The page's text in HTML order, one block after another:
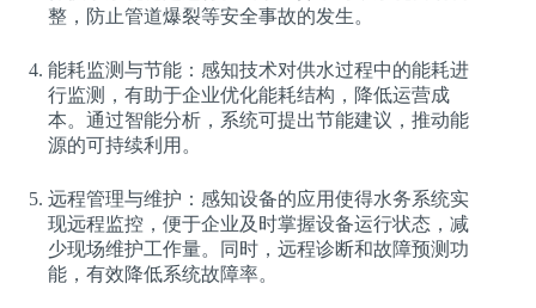
整，防止管道爆裂等安全事故的发生。
能耗监测与节能：感知技术对供水过程中的能耗进
行监测，有助于企业优化能耗结构，降低运营成
本。通过智能分析，系统可提出节能建议，推动能
源的可持续利用。
远程管理与维护：感知设备的应用使得水务系统实
现远程监控，便于企业及时掌握设备运行状态，减
少现场维护工作量。同时，远程诊断和故障预测功
能，有效降低系统故障率。